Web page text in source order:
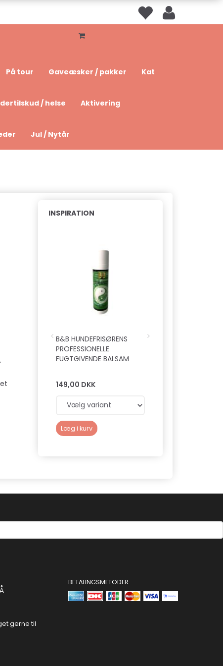
På tour Gaveæsker / pakker Kat
/ helse Aktivering
Jul / Nytår
INSPIRATION
B&B HUNDEFRISØRENS
PROFESSIONELLE
FUGTGIVENDE BALSAM
149,00 DKK
Læg i kurv
gerne til
BETALINGSMETODER